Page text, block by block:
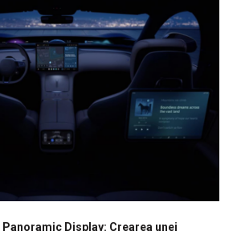
Display: Crearea unei